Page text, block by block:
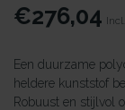
€276,04
Een duurzame
heldere kunststof
Robuust en stijlvol